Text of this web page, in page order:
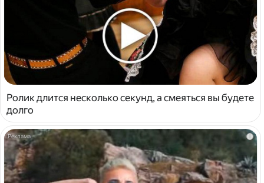
Ролик длится несколько секунд, а смеяться вы будете
долго
i